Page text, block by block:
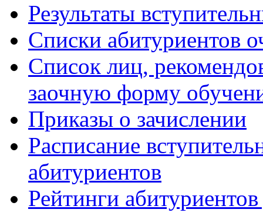
Результаты
Списки абитуриентов
Список лиц,
заочную форму
Приказы о зачислении
Расписание
абитуриентов
Рейтинги